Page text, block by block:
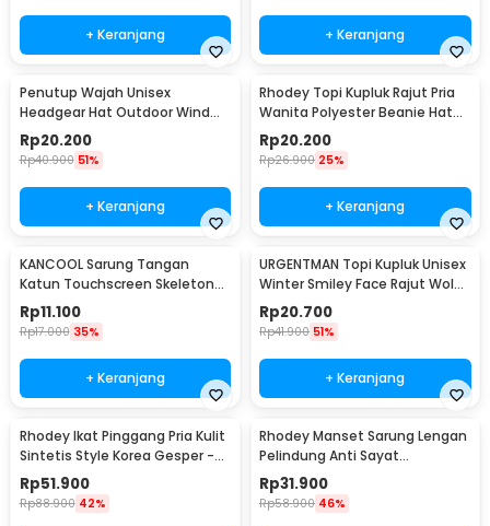
+ Keranjang + Keranjang
Penutup Wajah Unisex
Headgear Hat Outdoor Wind
Mask Balaclava - P01
Rp20.200
Rp40.900 51%
+ Keranjang
Rhodey Topi Kupluk Rajut Pria
Wanita Polyester Beanie Hat
Winter - EC002
Rp20.200
Rp26.900 25%
+ Keranjang
KANCOOL Sarung Tangan
Katun Touchscreen Skeleton
All Size Unisex - YN1168
Rp11.100
Rp17.000 35%
+ Keranjang
URGENTMAN Topi Kupluk Unisex
Winter Smiley Face Rajut Wol
Beanie Hat - NM-DS01
Rp20.700
Rp41.900 51%
+ Keranjang
Rhodey Ikat Pinggang Pria Kulit
Sintetis Style Korea Gesper -
B1033
Rp51.900
Rp88.900 42%
Rhodey Manset Sarung Lengan
Pelindung Anti Sayat
Polyethylene Fiber - SYLC-
HB001
Rp31.900
Rp58.900 46%